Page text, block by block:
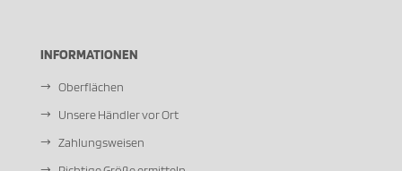
INFORMATIONEN
Oberflächen
Unsere Händler vor Ort
Zahlungsweisen